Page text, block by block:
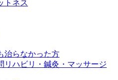
トネス
治らなかった方
リハビリ・鍼灸・マッサージ